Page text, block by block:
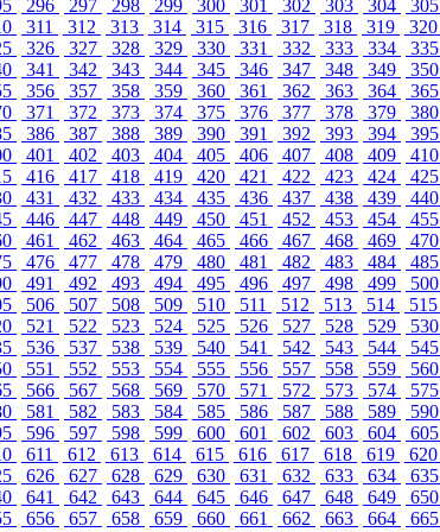
296 297 298 299 300 301 302 303 304 305
311 312 313 314 315 316 317 318 319 320
326 327 328 329 330 331 332 333 334 335
341 342 343 344 345 346 347 348 349 350
356 357 358 359 360 361 362 363 364 365
371 372 373 374 375 376 377 378 379 380
386 387 388 389 390 391 392 393 394 395
401 402 403 404 405 406 407 408 409 410
416 417 418 419 420 421 422 423 424 425
431 432 433 434 435 436 437 438 439 440
446 447 448 449 450 451 452 453 454 455
461 462 463 464 465 466 467 468 469 470
476 477 478 479 480 481 482 483 484 485
491 492 493 494 495 496 497 498 499 500
506 507 508 509 510 511 512 513 514 515
521 522 523 524 525 526 527 528 529 530
536 537 538 539 540 541 542 543 544 545
551 552 553 554 555 556 557 558 559 560
566 567 568 569 570 571 572 573 574 575
581 582 583 584 585 586 587 588 589 590
596 597 598 599 600 601 602 603 604 605
611 612 613 614 615 616 617 618 619 620
626 627 628 629 630 631 632 633 634 635
641 642 643 644 645 646 647 648 649 650
656 657 658 659 660 661 662 663 664 665